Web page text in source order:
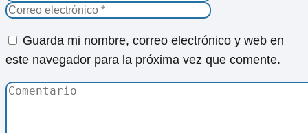
Guarda mi nombre, correo electrónico y web en
este navegador para la próxima vez que comente.